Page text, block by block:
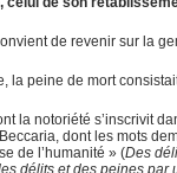
de revenir sur la
la peine de mort
la notoriété s’inscrivit
dont les mots
de l’humanité » (Des
délits et des peines par